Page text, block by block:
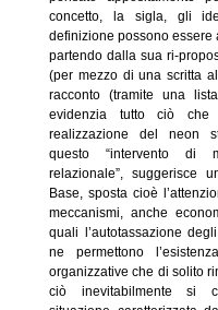
concetto, la sigla, gli
definizione possono essere
partendo dalla sua ri-
(per mezzo di una scritta
racconto (tramite una
evidenzia tutto ciò
realizzazione del neon
questo “intervento di
relazionale”, suggerisce
Base, sposta cioè
meccanismi, anche
quali l’autotassazione
ne permettono
organizzative che di solito
ciò inevitabilmente si